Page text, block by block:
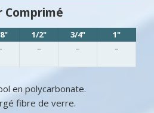
Comprimé
1/2" 3/4"
1"
– – –
en polycarbonate.
fibre de verre.